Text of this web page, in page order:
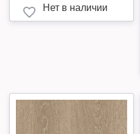
Нет в наличии